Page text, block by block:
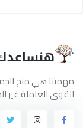
مهمتنا هي منح
القوى العاملة غير